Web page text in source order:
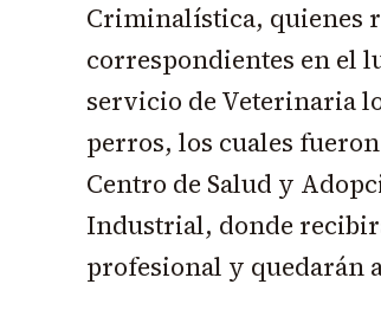
Criminalística, quienes
correspondientes en el
servicio de Veterinaria
perros, los cuales
Centro de Salud y
Industrial, donde
profesional y quedarán